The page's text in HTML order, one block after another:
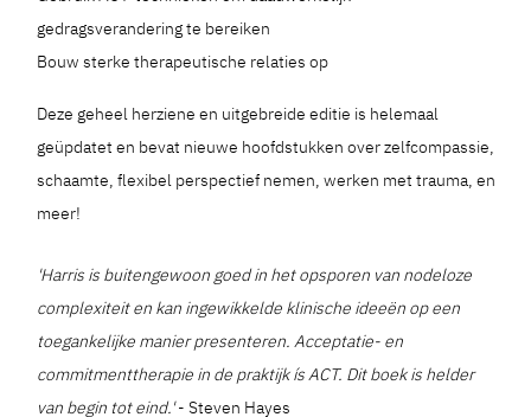
gedragsverandering te bereiken
Bouw sterke therapeutische relaties op
Deze geheel herziene en uitgebreide editie is helemaal
geüpdatet en bevat nieuwe hoofdstukken over zelfcompassie,
schaamte, flexibel perspectief nemen, werken met trauma, en
meer!
'Harris is buitengewoon goed in het opsporen van nodeloze
complexiteit en kan ingewikkelde klinische ideeën op een
toegankelijke manier presenteren. Acceptatie- en
commitmenttherapie in de praktijk ís ACT. Dit boek is helder
van begin tot eind.'- Steven Hayes